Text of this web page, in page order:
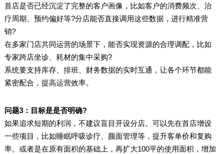
首店是否已经沉淀了完整的客户画像，比如客户的消费频次、治
疗周期、预约偏好等?分店能否直接调用这些数据，进行精准营
销?
在多家门店共同运营的场景下，能否实现资源的合理调配，比如
专家跨店坐诊、耗材的集中采购?
系统要支持库存、排班、财务数据的实时互通，让各个环节都能
紧密配合，提高运营效率。
问题3：目标是是否明确?
如果追求短期的利润，不建议盲目开设分店。可以先在首店增设
一些项目，比如睡眠呼吸诊疗、颜面管理等，提升客单价和复购
率。或者是在原有面积的基础上，再扩大100平的使用面积，增加